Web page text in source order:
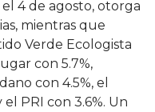
4 de agosto, otorga
mientras que
Verde Ecologista
con 5.7%,
con 4.5%, el
PRI con 3.6%. Un